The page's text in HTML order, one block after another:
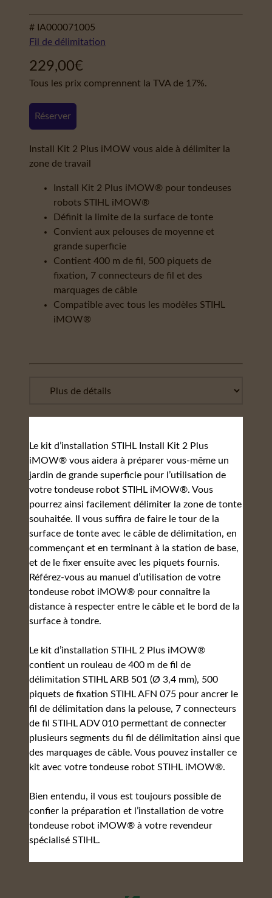
# IA000071005
Fil de délimitation
229,00€
Tous les prix comprennent la TVA de 17%.
Réserver
Install Kit 2 Plus iMOW vous aide à délimiter la
zone de travail
Install Kit 2 Plus iMOW® pour tondeuses
robots STIHL iMOW®
Définit la limite de la surface de tonte
Convient aux pelouses de moyenne et
grande superficie
Contient 400 m de fil, 500 piquets de
fixation, 7 connecteurs de fil et des
marquages de câble
Compatible avec tous les modèles STIHL
iMOW®
Le kit d’installation STIHL Install Kit 2 Plus
iMOW® vous aidera à préparer vous-même un
jardin de grande superficie pour l’utilisation de
votre tondeuse robot STIHL iMOW®. Vous
pourrez ainsi facilement délimiter la zone de tonte
souhaitée. Il vous suffira de faire le tour de la
surface de tonte avec le câble de délimitation, en
commençant et en terminant à la station de base,
et de le fixer ensuite avec les piquets fournis.
Référez-vous au manuel d’utilisation de votre
tondeuse robot iMOW® pour connaître la
distance à respecter entre le câble et le bord de la
surface à tondre.
Le kit d’installation STIHL 2 Plus iMOW®
contient un rouleau de 400 m de fil de
délimitation STIHL ARB 501 (Ø 3,4 mm), 500
piquets de fixation STIHL AFN 075 pour ancrer le
fil de délimitation dans la pelouse, 7 connecteurs
de fil STIHL ADV 010 permettant de connecter
plusieurs segments du fil de délimitation ainsi que
des marquages de câble. Vous pouvez installer ce
kit avec votre tondeuse robot STIHL iMOW®.
Bien entendu, il vous est toujours possible de
confier la préparation et l’installation de votre
tondeuse robot iMOW® à votre revendeur
spécialisé STIHL.